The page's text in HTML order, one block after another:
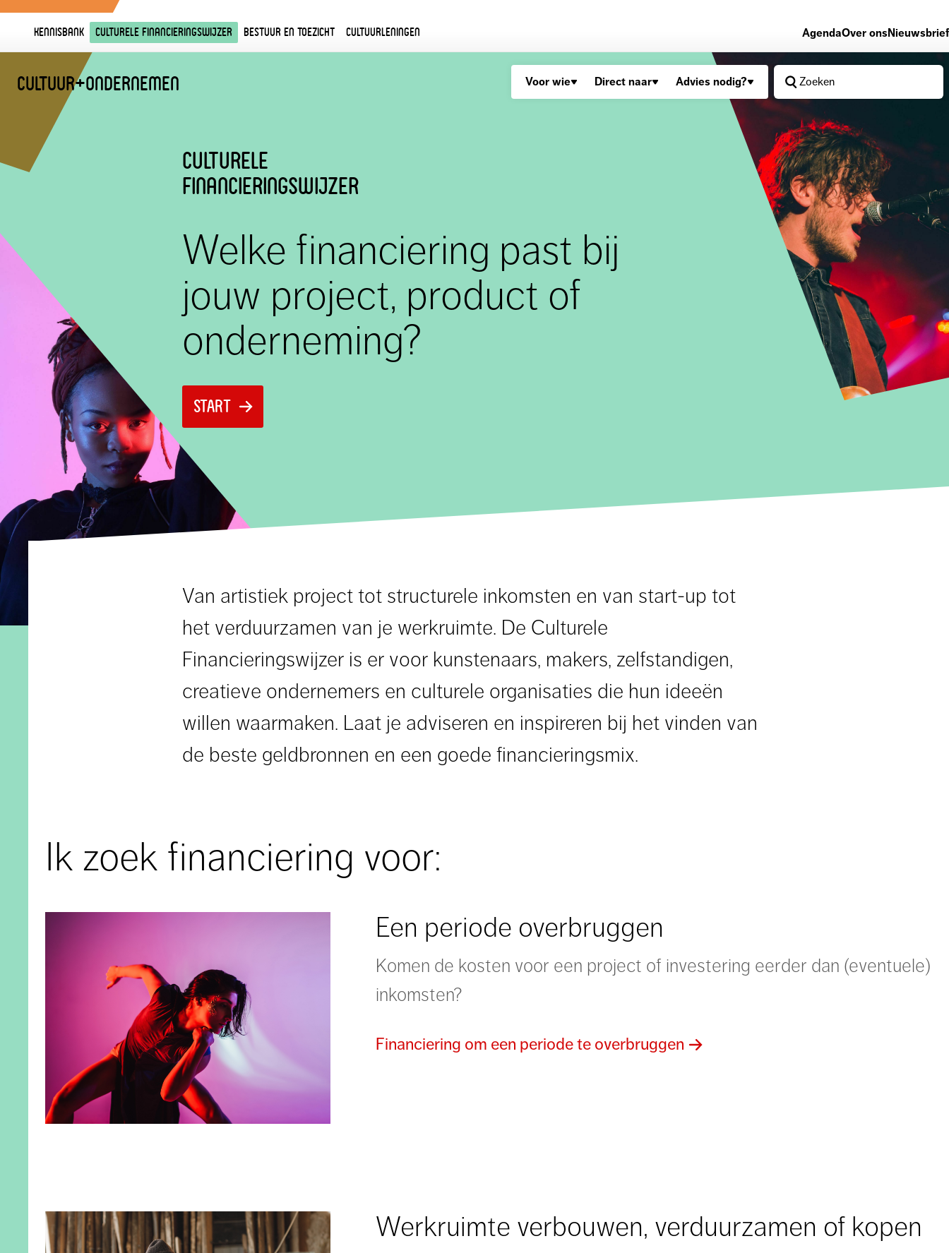
Kennisbank Culturele financieringswijzer Bestuur en toezicht Cultuurleningen AgendaOver onsNieuwsbrief
Cultuur+Ondernemen Voor wie Direct naar Advies nodig? Zoeken
culturele
financieringswijzer
Welke financiering past bij
jouw project, product of
onderneming?
START
Van artistiek project tot structurele inkomsten en van start-up tot
het verduurzamen van je werkruimte. De Culturele
Financieringswijzer is er voor kunstenaars, makers, zelfstandigen,
creatieve ondernemers en culturele organisaties die hun ideeën
willen waarmaken. Laat je adviseren en inspireren bij het vinden van
de beste geldbronnen en een goede financieringsmix.
Ik zoek financiering voor:
Een periode overbruggen
Komen de kosten voor een project of investering eerder dan (eventuele)
inkomsten?
Financiering om een periode te overbruggen
Werkruimte verbouwen, verduurzamen of kopen